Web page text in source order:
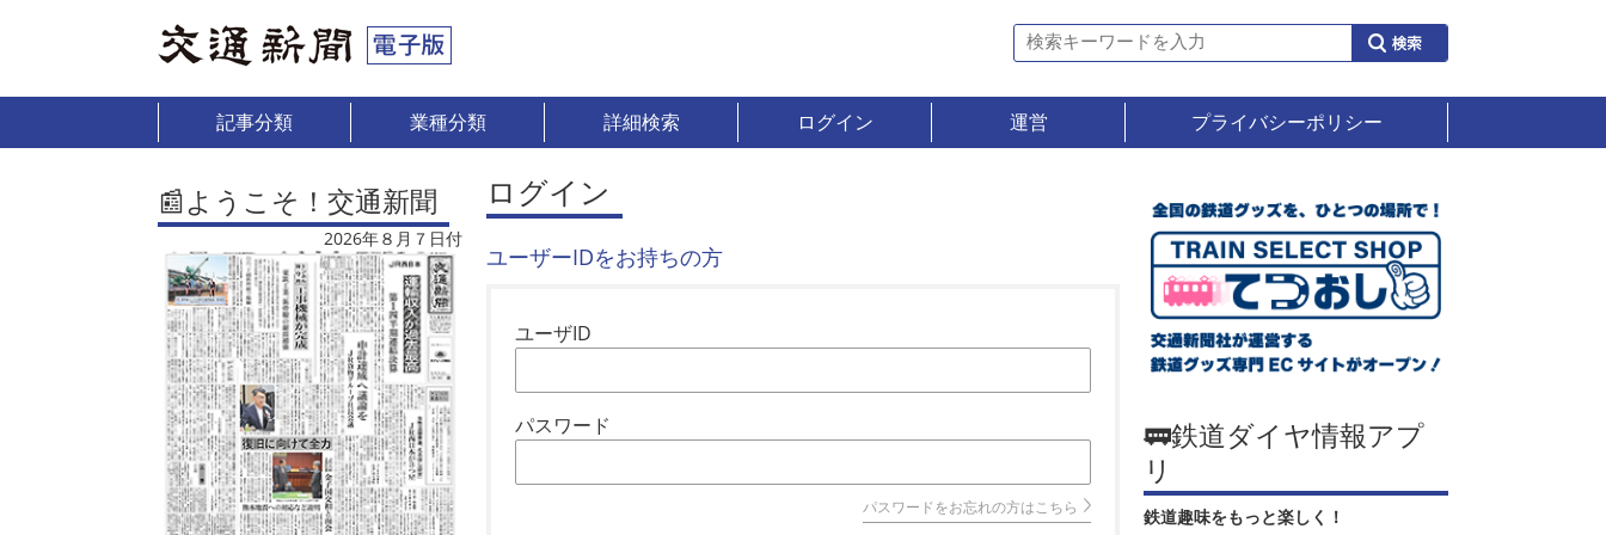
記事分類 業種分類 詳細検索 ログイン 運営 プライバシーポリシー
📰ようこそ！交通新聞
2026年８月７日付
ログイン
ユーザーIDをお持ちの方
ユーザID
パスワード
パスワードをお忘れの方はこちら
🚃鉄道ダイヤ情報アプ
リ
鉄道趣味をもっと楽しく！